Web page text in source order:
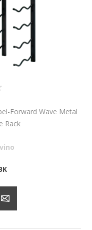
Forward Wave Metal
Rack